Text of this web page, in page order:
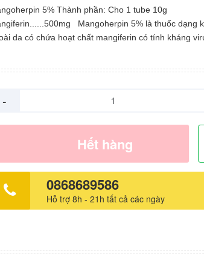
5% Thành phần: Cho 1 tube 10g
Mangoherpin 5% là thuốc dạng
da có chứa hoạt chất mangiferin có tính kháng
-
Hết hàng
0868689586
Hỗ trợ 8h - 21h tất cả các ngày